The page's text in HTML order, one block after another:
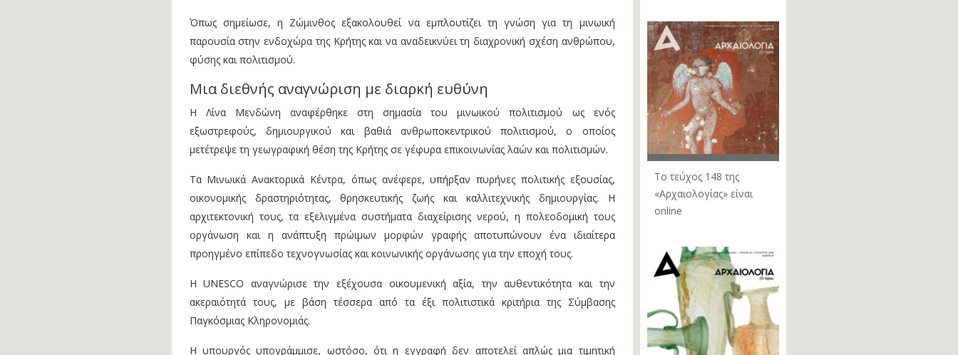
Όπως σημείωσε, η Ζώμινθος εξακολουθεί να εμπλουτίζει τη γνώση για τη μινωική
παρουσία στην ενδοχώρα της Κρήτης και να αναδεικνύει τη διαχρονική σχέση ανθρώπου,
φύσης και πολιτισμού.
Μια διεθνής αναγνώριση με διαρκή ευθύνη
Η Λίνα Μενδώνη αναφέρθηκε στη σημασία του μινωικού πολιτισμού ως ενός
εξωστρεφούς, δημιουργικού και βαθιά ανθρωποκεντρικού πολιτισμού, ο οποίος
μετέτρεψε τη γεωγραφική θέση της Κρήτης σε γέφυρα επικοινωνίας λαών και πολιτισμών.
Τα Μινωικά Ανακτορικά Κέντρα, όπως ανέφερε, υπήρξαν πυρήνες πολιτικής εξουσίας,
οικονομικής δραστηριότητας, θρησκευτικής ζωής και καλλιτεχνικής δημιουργίας. Η
αρχιτεκτονική τους, τα εξελιγμένα συστήματα διαχείρισης νερού, η πολεοδομική τους
οργάνωση και η ανάπτυξη πρώιμων μορφών γραφής αποτυπώνουν ένα ιδιαίτερα
προηγμένο επίπεδο τεχνογνωσίας και κοινωνικής οργάνωσης για την εποχή τους.
Η UNESCO αναγνώρισε την εξέχουσα οικουμενική αξία, την αυθεντικότητα και την
ακεραιότητά τους, με βάση τέσσερα από τα έξι πολιτιστικά κριτήρια της Σύμβασης
Παγκόσμιας Κληρονομιάς.
Η υπουργός υπογράμμισε, ωστόσο, ότι η εγγραφή δεν αποτελεί απλώς μια τιμητική
Το τεύχος 148 της
«Αρχαιολογίας» είναι
online